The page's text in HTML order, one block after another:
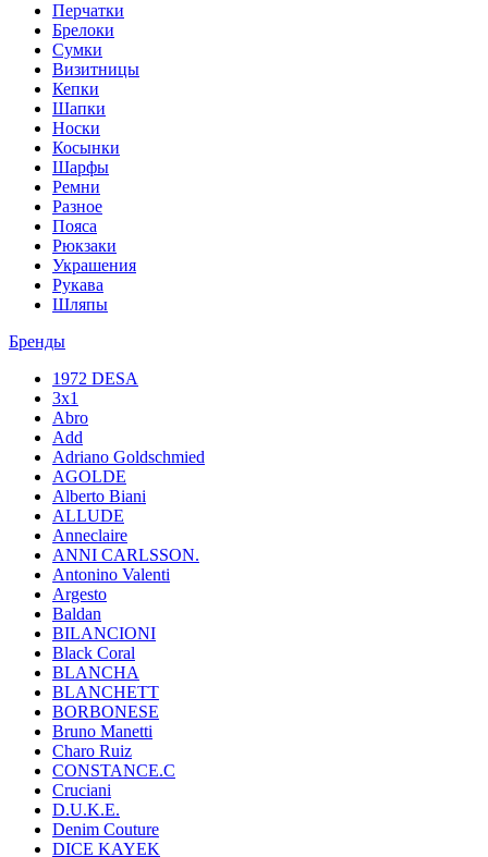
Перчатки
Брелоки
Сумки
Визитницы
Кепки
Шапки
Носки
Косынки
Шарфы
Ремни
Разное
Пояса
Рюкзаки
Украшения
Рукава
Шляпы
Бренды
1972 DESA
3x1
Abro
Add
Adriano Goldschmied
AGOLDE
Alberto Biani
ALLUDE
Anneclaire
ANNI CARLSSON.
Antonino Valenti
Argesto
Baldan
BILANCIONI
Black Coral
BLANCHA
BLANCHETT
BORBONESE
Bruno Manetti
Charo Ruiz
CONSTANCE.C
Cruciani
D.U.K.E.
Denim Couture
DICE KAYEK